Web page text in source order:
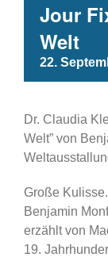
Jour
Welt
22.
Dr. Claudia
Welt” von
Große
Benjamin
erzählt von
19.